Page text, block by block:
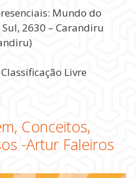
Mundo do
2630 – Carandiru
Livre
Conceitos,
-Artur Faleiros